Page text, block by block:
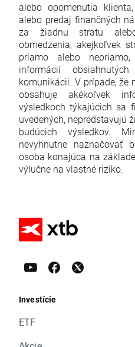
alebo opomenutia
alebo predaj finančných
za žiadnu stratu
obmedzenia, akejkoľvek
priamo alebo
informácií
komunikácii. V prípade, že
obsahuje akékoľvek
výsledkoch týkajúcich sa
uvedených, nepredstavujú
budúcich výsledkov.
nevyhnutne naznačovať
osoba konajúca na
výlučne na vlastné riziko.
Investície
ETF